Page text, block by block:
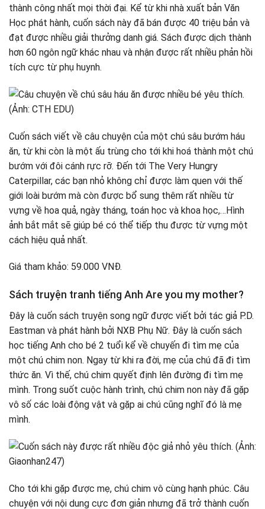
thành công nhất mọi thời đại. Kể từ khi nhà xuất bản Văn
Học phát hành, cuốn sách này đã bán được 40 triệu bản và
đạt được nhiều giải thưởng danh giá. Sách được dịch thành
hơn 60 ngôn ngữ khác nhau và nhận được rất nhiều phản hồi
tích cực từ phụ huynh.
Cuốn sách viết về câu chuyện của một chú sâu bướm háu
ăn, từ khi còn là một ấu trùng cho tới khi hoá thành một chú
bướm với đôi cánh rực rỡ. Đến tới The Very Hungry
Caterpillar, các bạn nhỏ không chỉ được làm quen với thế
giới loài bướm mà còn được bổ sung thêm rất nhiều từ
vựng về hoa quả, ngày tháng, toán học và khoa học,…Hình
ảnh bắt mắt sẽ giúp bé có thể tiếp thu được từ vựng một
cách hiệu quả nhất.
Giá tham khảo: 59.000 VNĐ.
Sách truyện tranh tiếng Anh Are you my mother?
Đây là cuốn sách truyện song ngữ được viết bởi tác giả P.D.
Eastman và phát hành bởi NXB Phụ Nữ. Đây là cuốn sách
học tiếng Anh cho bé 2 tuổi kể về chuyến đi tìm mẹ của
một chú chim non. Ngay từ khi ra đời, mẹ của chú đã đi tìm
thức ăn. Vì thế, chú chim quyết định lên đường đi tìm mẹ
mình. Trong suốt cuộc hành trình, chú chim non này đã gặp
vô số các loài động vật và gặp ai chú cũng nghĩ đó là mẹ
mình.
Cho tới khi gặp được mẹ, chú chim vô cùng hạnh phúc. Câu
chuyện với nội dung cực đơn giản nhưng đã trở thành cuốn